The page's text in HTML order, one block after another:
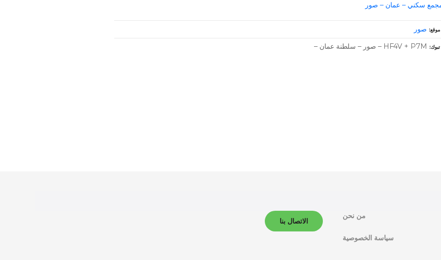
سكني – عمان – صور
موقع صور
تبوك HF4V + P7M – صور – سلطنة عمان –
من نحن
سياسة الخصوصية
الاتصال بنا